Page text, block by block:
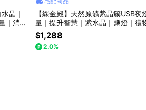
晶｜
｜消除
交換禮
【綵金殿】天然原礦紫晶簇USB夜
量｜提升智慧｜紫水晶｜鹽燈｜禮
日｜生日禮物｜交換禮物
$1,288
2.0%